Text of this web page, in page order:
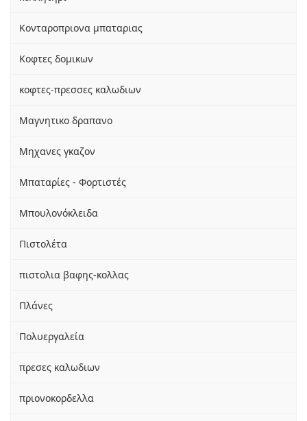
Κονταροπριονα μπαταριας
Κοφτες δομικων
κοφτες-πρεσσες καλωδιων
Μαγνητικο δραπανο
Μηχανες γκαζον
Μπαταρίες - Φορτιστές
Μπουλονόκλειδα
Πιστολέτα
πιστολια βαφης-κολλας
Πλάνες
Πολυεργαλεία
πρεσες καλωδιων
πριονοκορδελλα